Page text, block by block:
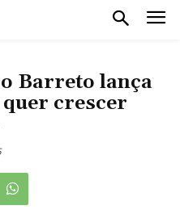
Barreto lança
crescer